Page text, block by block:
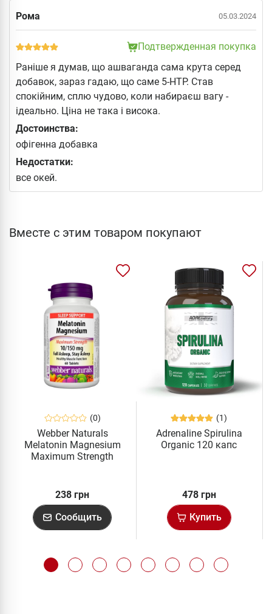
Рома 05.03.2024
Подтвержденная покупка
Раніше я думав, що ашваганда сама крута серед
добавок, зараз гадаю, що саме 5-HTP. Став
спокійним, сплю чудово, коли набираєш вагу -
ідеально. Ціна не така і висока.
Достоинства:
офігенна добавка
Недостатки:
все окей.
Вместе с этим товаром покупают
(0)
Webber Naturals
Melatonin Magnesium
Maximum Strength
238 грн
Сообщить
(1)
Adrenaline Spirulina
Organic 120 капс
478 грн
Купить